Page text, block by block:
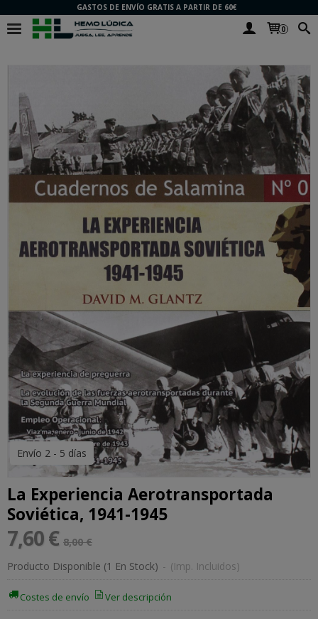
GASTOS DE ENVÍO GRATIS A PARTIR DE 60€
0
Envío 2 - 5 días
La Experiencia Aerotransportada
Soviética, 1941-1945
7,60 € 8,00 €
Producto Disponible (1 En Stock) - (Imp. Incluidos)
Costes de envío Ver descripción